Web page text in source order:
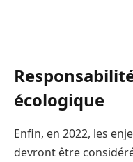
écologique
Enfin, en 2022, les
devront être